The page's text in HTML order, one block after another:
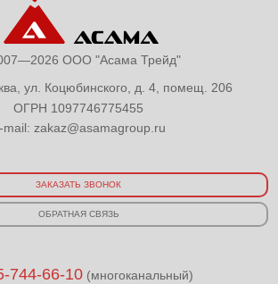
ООО "Асама Трейд"
ул. Коцюбинского, д. 4, помещ. 206
ОГРН 1097746775455
mail: zakaz@asamagroup.ru
ЗАКАЗАТЬ ЗВОНОК
ОБРАТНАЯ СВЯЗЬ
744-66-10 (многоканальный)